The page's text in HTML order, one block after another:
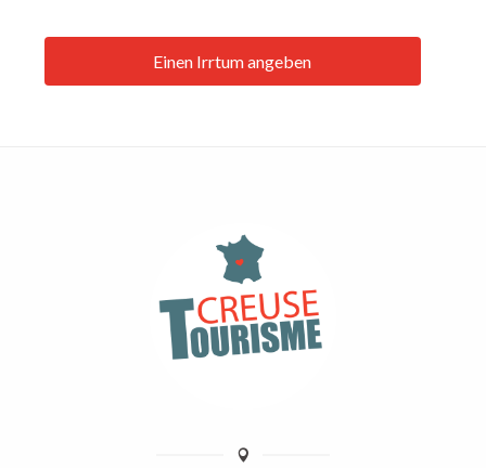
Einen Irrtum angeben